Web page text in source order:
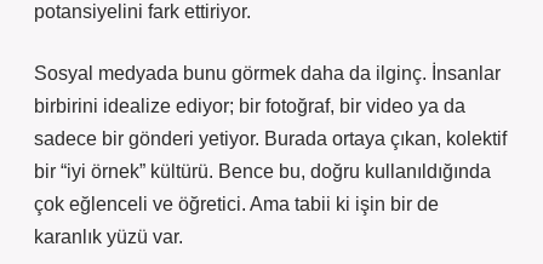
potansiyelini fark ettiriyor.
Sosyal medyada bunu görmek daha da ilginç. İnsanlar
birbirini idealize ediyor; bir fotoğraf, bir video ya da
sadece bir gönderi yetiyor. Burada ortaya çıkan, kolektif
bir “iyi örnek” kültürü. Bence bu, doğru kullanıldığında
çok eğlenceli ve öğretici. Ama tabii ki işin bir de
karanlık yüzü var.